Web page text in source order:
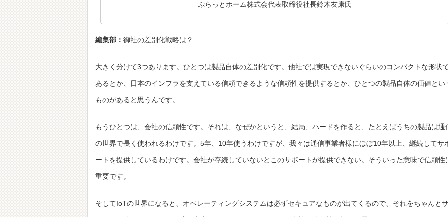
ぷらっとホーム株式会代表取締役社長鈴木友康氏
編集部： 御社の差別化戦略は？
大きく分けて3つあります。ひとつは製品自体の差別化です。他社では実現できないぐらいのコンパクトな形状
あるとか、日本のインフラを支えている信頼できるような信頼性を提供するとか、ひとつの製品自体の価値とい
ものがあると思うんです。
もうひとつは、会社の信頼性です。それは、なぜかというと、結局、ハードを作ると、たとえばうちの製品は通
の世界で長く使われるわけです。5年、10年使うわけですが、我々は通信事業者様にほぼ10年以上、継続してサ
ートを提供しているわけです。会社が存続していないとこのサポートが提供できない。そういった意味で信頼性
重要です。
そしてIoTの世界になると、オペレーティングシステムは必ずセキュアなものが出てくるので、それをちゃんと